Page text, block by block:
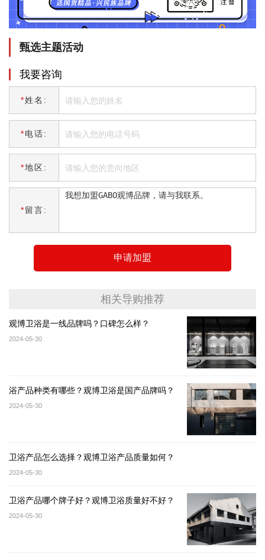
甄选主题活动
我要咨询
*姓名:
*电话:
*地区:
*留言:
申请加盟
相关导购推荐
观博卫浴是一线品牌吗？口碑怎么样？
2024-05-30
浴产品种类有哪些？观博卫浴是国产品牌吗？
2024-05-30
卫浴产品怎么选择？观博卫浴产品质量如何？
2024-05-30
卫浴产品哪个牌子好？观博卫浴质量好不好？
2024-05-30